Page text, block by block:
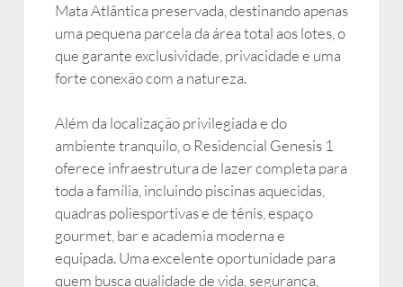
Mata Atlântica preservada, destinando apenas
uma pequena parcela da área total aos lotes, o
que garante exclusividade, privacidade e uma
forte conexão com a natureza.
Além da localização privilegiada e do
ambiente tranquilo, o Residencial Genesis 1
oferece infraestrutura de lazer completa para
toda a família, incluindo piscinas aquecidas,
quadras poliesportivas e de tênis, espaço
gourmet, bar e academia moderna e
equipada. Uma excelente oportunidade para
quem busca qualidade de vida, segurança,